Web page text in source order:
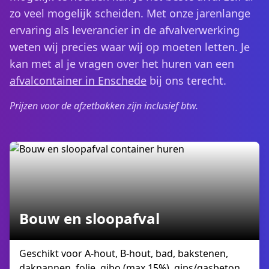
zo veel mogelijk scheiden. Met onze jarenlange
ervaring als leverancier in de afvalverwerking
weten wij precies waar wij op moeten letten. Je
kan met al je vragen over het huren van een
afvalcontainer in Enschede bij ons terecht.
Prijzen voor de afzetbakken zijn inclusief btw.
Bouw en sloopafval
Geschikt voor A-hout, B-hout, bad, bakstenen,